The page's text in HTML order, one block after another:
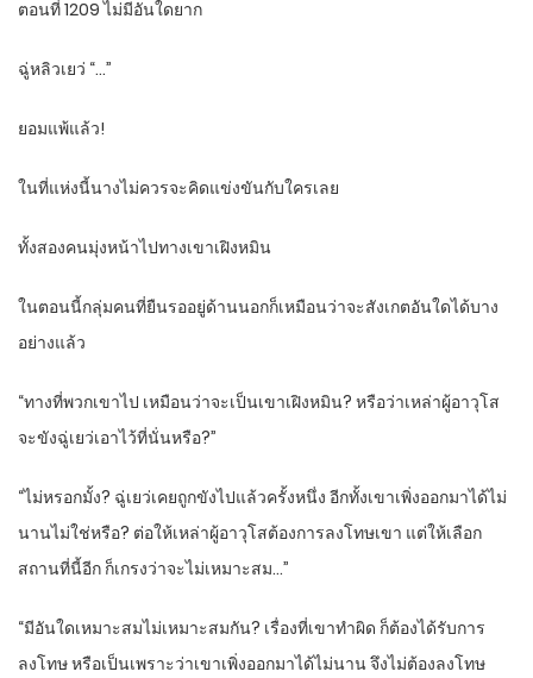
ตอนที่ 1209 ไม่มีอันใดยาก
ฉู่หลิวเยว่ “…”
ยอมแพ้แล้ว!
ในที่แห่งนี้นางไม่ควรจะคิดแข่งขันกับใครเลย
ทั้งสองคนมุ่งหน้าไปทางเขาเฝิงหมิน
ในตอนนี้กลุ่มคนที่ยืนรออยู่ด้านนอกก็เหมือนว่าจะสังเกตอันใดได้บาง
อย่างแล้ว
“ทางที่พวกเขาไป เหมือนว่าจะเป็นเขาเฝิงหมิน? หรือว่าเหล่าผู้อาวุโส
จะขังฉู่เยว่เอาไว้ที่นั่นหรือ?”
“ไม่หรอกมั้ง? ฉู่เยว่เคยถูกขังไปแล้วครั้งหนึ่ง อีกทั้งเขาเพิ่งออกมาได้ไม่
นานไม่ใช่หรือ? ต่อให้เหล่าผู้อาวุโสต้องการลงโทษเขา แต่ให้เลือก
สถานที่นี้อีก ก็เกรงว่าจะไม่เหมาะสม…”
“มีอันใดเหมาะสมไม่เหมาะสมกัน? เรื่องที่เขาทำผิด ก็ต้องได้รับการ
ลงโทษ หรือเป็นเพราะว่าเขาเพิ่งออกมาได้ไม่นาน จึงไม่ต้องลงโทษ